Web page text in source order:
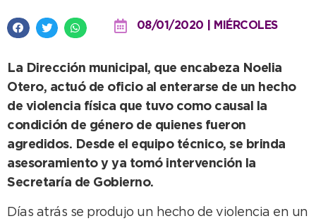
08/01/2020 | MIÉRCOLES
La Dirección municipal, que encabeza Noelia
Otero, actuó de oficio al enterarse de un hecho
de violencia física que tuvo como causal la
condición de género de quienes fueron
agredidos. Desde el equipo técnico, se brinda
asesoramiento y ya tomó intervención la
Secretaría de Gobierno.
Días atrás se produjo un hecho de violencia en un